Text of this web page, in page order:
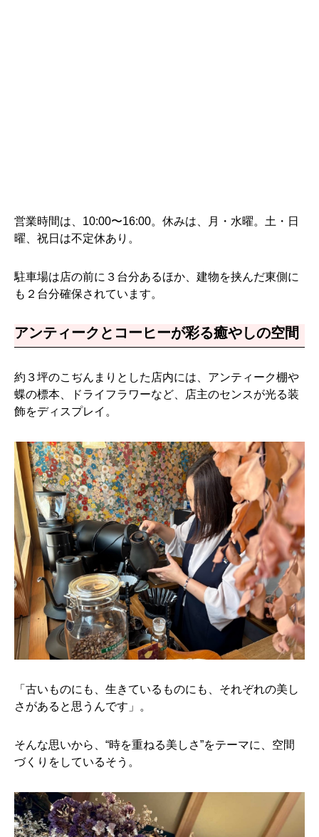
営業時間は、10:00〜16:00。休みは、月・水曜。土・日
曜、祝日は不定休あり。
駐車場は店の前に３台分あるほか、建物を挟んだ東側に
も２台分確保されています。
アンティークとコーヒーが彩る癒やしの空間
約３坪のこぢんまりとした店内には、アンティーク棚や
蝶の標本、ドライフラワーなど、店主のセンスが光る装
飾をディスプレイ。
「古いものにも、生きているものにも、それぞれの美し
さがあると思うんです」。
そんな思いから、“時を重ねる美しさ”をテーマに、空間
づくりをしているそう。